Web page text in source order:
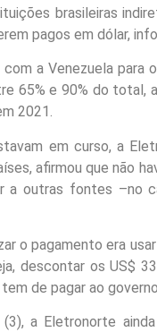
brasileiras
pagos em dólar,
a Venezuela
65% e 90% do total,
2021.
em curso, a
afirmou que não
a outras fontes –no
o pagamento era
descontar os US$
de pagar ao
a Eletronorte